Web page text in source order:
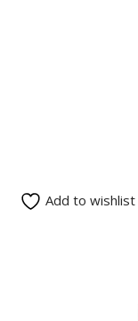
Add to wishlist